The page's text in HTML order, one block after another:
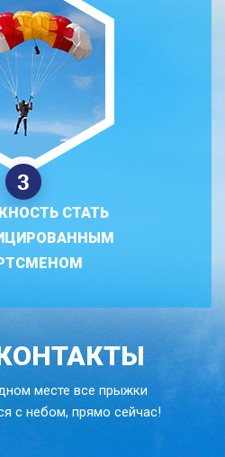
СТАТЬ
месте все прыжки
с небом, прямо сейчас!